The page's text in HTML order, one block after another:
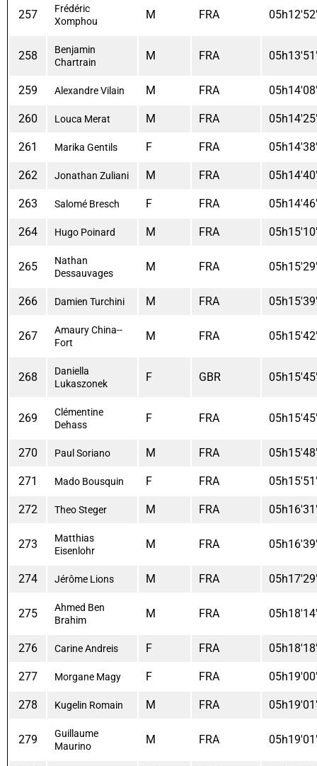
257
Frédéric
Xomphou
M FRA
258
Benjamin
Chartrain
M FRA
259 Alexandre Vilain M FRA
260 Louca Merat M FRA
261 Marika Gentils F FRA
262 Jonathan Zuliani M FRA
263 Salomé Bresch F FRA
264 Hugo Poinard M FRA
265
Nathan
Dessauvages
M FRA
266 Damien Turchini M FRA
267
Amaury China--
Fort
M FRA
268
Daniella
Lukaszonek
F GBR
269
Clémentine
Dehass
F FRA
270 Paul Soriano M FRA
271 Mado Bousquin F FRA
272 Theo Steger M FRA
273
Matthias
Eisenlohr
M FRA
274 Jérôme Lions M FRA
275
Ahmed Ben
Brahim
M FRA
276 Carine Andreis F FRA
277 Morgane Magy F FRA
278 Kugelin Romain M FRA
279
Guillaume
Maurino
M FRA